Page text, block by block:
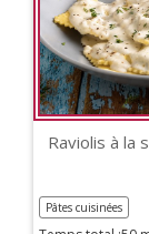
Raviolis à la
Pâtes cuisinées